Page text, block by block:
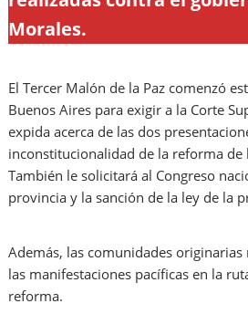
Morales.
El Tercer Malón de la Paz comenzó
Buenos Aires para exigir a la Corte
expida acerca de las dos
inconstitucionalidad de la reforma de
También le solicitará al Congreso
provincia y la sanción de la ley de la
Además, las comunidades
las manifestaciones pacíficas en la
reforma.